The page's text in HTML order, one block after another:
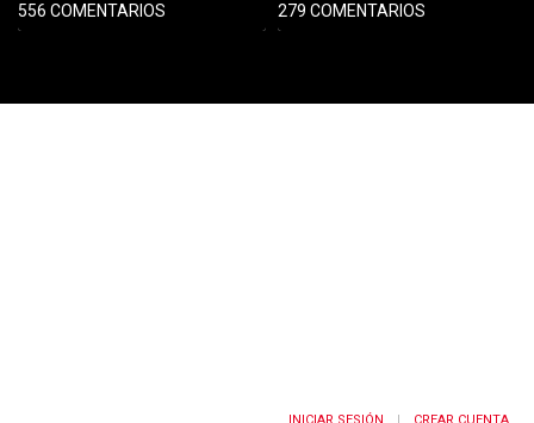
556 COMENTARIOS 279 COMENTARIOS
INICIAR SESIÓN CREAR CUENTA